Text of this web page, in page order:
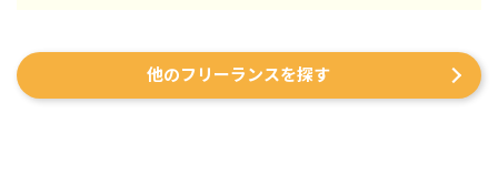
対策を1人で担当し、月間アクセス数を
約7倍(3,000→約22,000)、月間問い合
わせ件数を1件から4〜5件まで成長。
26歳で退職。国家資格取得を目指し医
療短期大学へ入学。 ■ 柔道整復師 国
家資格取得・整形外科入職 資格取得
他のフリーランスを探す